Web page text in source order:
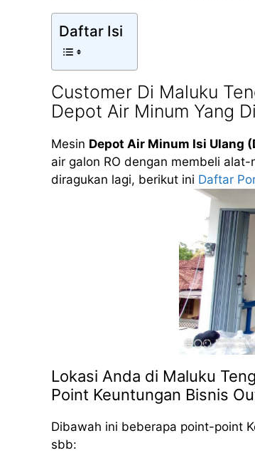
Daftar Isi
Customer Di Maluku
Depot Air Minum Yang
Mesin Depot Air Minum Isi Ulang
air galon RO dengan membeli
diragukan lagi, berikut ini Daftar
Lokasi Anda di Maluku
Point Keuntungan Bisnis
Dibawah ini beberapa point-point
sbb: